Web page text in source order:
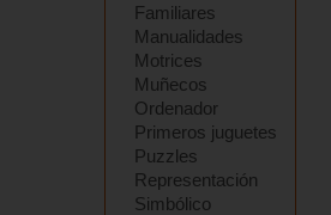
Familiares
Manualidades
Motrices
Muñecos
Ordenador
Primeros juguetes
Puzzles
Representación
Simbólico